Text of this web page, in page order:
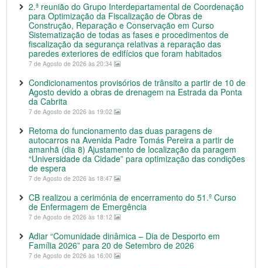
2.ª reunião do Grupo Interdepartamental de Coordenação
para Optimização da Fiscalização de Obras de
Construção, Reparação e Conservação em Curso
Sistematização de todas as fases e procedimentos de
fiscalização da segurança relativas a reparação das
paredes exteriores de edifícios que foram habitados
7 de Agosto de 2026 às 20:34
Condicionamentos provisórios de trânsito a partir de 10 de
Agosto devido a obras de drenagem na Estrada da Ponta
da Cabrita
7 de Agosto de 2026 às 19:02
Retoma do funcionamento das duas paragens de
autocarros na Avenida Padre Tomás Pereira a partir de
amanhã (dia 8) Ajustamento de localização da paragem
“Universidade da Cidade” para optimização das condições
de espera
7 de Agosto de 2026 às 18:47
CB realizou a cerimónia de encerramento do 51.º Curso
de Enfermagem de Emergência
7 de Agosto de 2026 às 18:12
Adiar “Comunidade dinâmica – Dia de Desporto em
Família 2026” para 20 de Setembro de 2026
7 de Agosto de 2026 às 16:00